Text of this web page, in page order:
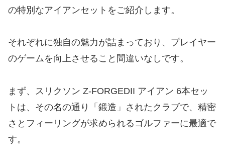
の特別なアイアンセットをご紹介します。
それぞれに独自の魅力が詰まっており、プレイヤー
のゲームを向上させること間違いなしです。
まず、スリクソン Z-FORGEDII アイアン 6本セッ
トは、その名の通り「鍛造」されたクラブで、精密
さとフィーリングが求められるゴルファーに最適で
す。